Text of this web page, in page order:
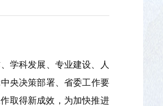
学科发展、专业建设、人
央决策部署、省委工作要
取得新成效，为加快推进